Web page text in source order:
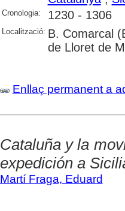
Cronologia: 1230 - 1306
Localització: B. Comarcal
de Lloret de
Enllaç permanent a
Cataluña y la
expedición a
Martí Fraga, Eduard